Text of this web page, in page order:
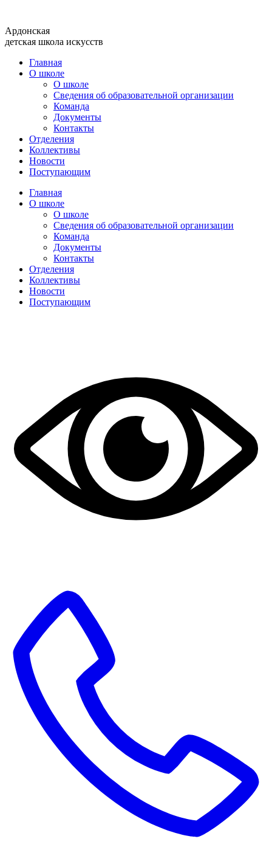
содержимому
Ардонская
детская школа искусств
Главная
О школе
О школе
Сведения об образовательной организации
Команда
Документы
Контакты
Отделения
Коллективы
Новости
Поступающим
Главная
О школе
О школе
Сведения об образовательной организации
Команда
Документы
Контакты
Отделения
Коллективы
Новости
Поступающим